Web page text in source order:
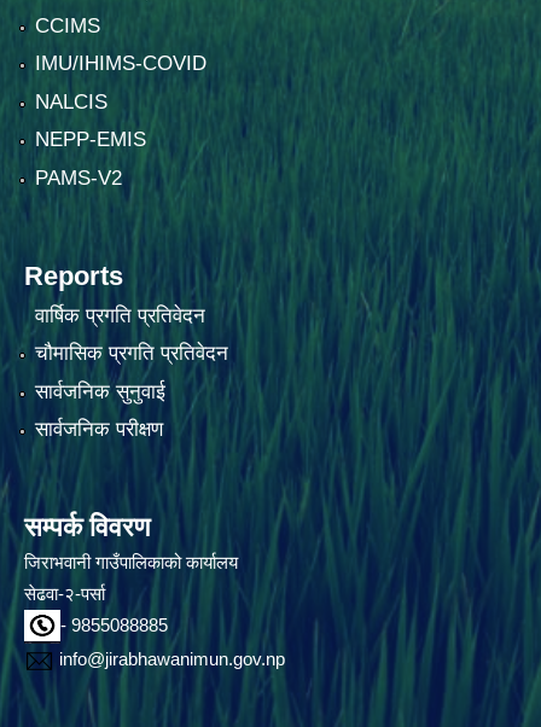
CCIMS
IMU/IHIMS-COVID
NALCIS
NEPP-EMIS
PAMS-V2
Reports
वार्षिक प्रगति प्रतिवेदन
चौमासिक प्रगति प्रतिवेदन
सार्वजनिक सुनुवाई
सार्वजनिक परीक्षण
सम्पर्क विवरण
जिराभवानी गाउँपालिकाको कार्यालय
सेढवा-२-पर्सा
- 9855088885
info@jirabhawanimun.gov.np